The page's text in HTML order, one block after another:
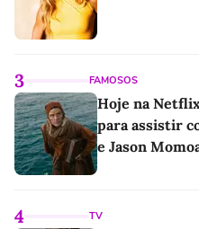
3 FAMOSOS
Hoje na
para assistir
e Jason
4 TV